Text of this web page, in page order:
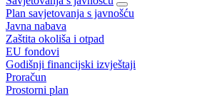
Plan savjetovanja s javnošću
Javna nabava
Zaštita okoliša i otpad
EU fondovi
Godišnji financijski izvještaji
Proračun
Prostorni plan